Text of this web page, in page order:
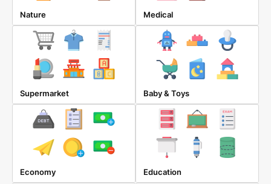
Nature Medical
Supermarket Baby & Toys
Economy Education